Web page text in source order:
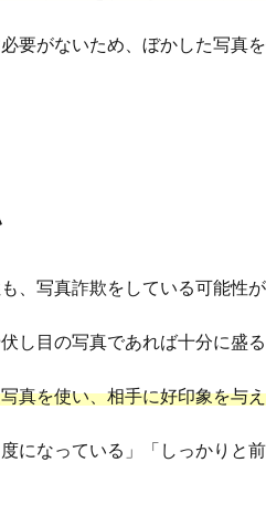
要がないため、ぼかした写真
、写真詐欺をしている可能性が
し目の写真であれば十分に盛る
真を使い、相手に好印象を与
になっている」「しっかりと